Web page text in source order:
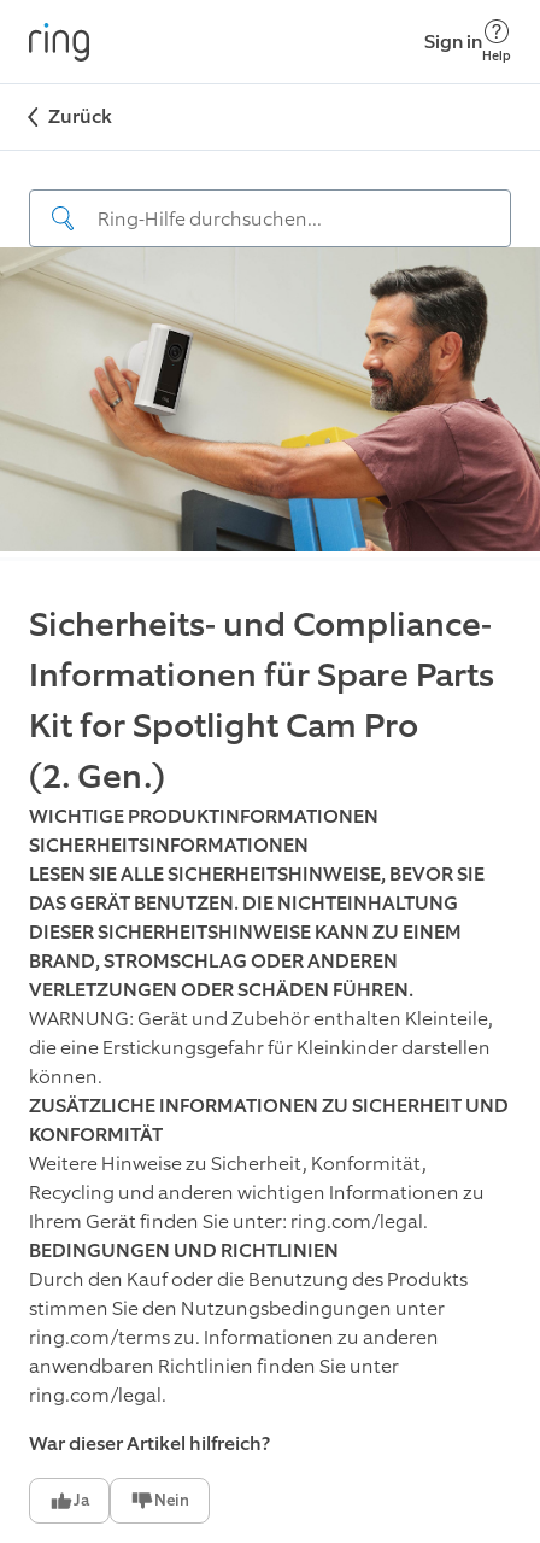
Sign in
Help
Zurück
Sicherheits- und Compliance-
Informationen für Spare Parts
Kit for Spotlight Cam Pro
(2. Gen.)
WICHTIGE PRODUKTINFORMATIONEN
SICHERHEITSINFORMATIONEN
LESEN SIE ALLE SICHERHEITSHINWEISE, BEVOR SIE
DAS GERÄT BENUTZEN. DIE NICHTEINHALTUNG
DIESER SICHERHEITSHINWEISE KANN ZU EINEM
BRAND, STROMSCHLAG ODER ANDEREN
VERLETZUNGEN ODER SCHÄDEN FÜHREN.
WARNUNG: Gerät und Zubehör enthalten Kleinteile,
die eine Erstickungsgefahr für Kleinkinder darstellen
können.
ZUSÄTZLICHE INFORMATIONEN ZU SICHERHEIT UND
KONFORMITÄT
Weitere Hinweise zu Sicherheit, Konformität,
Recycling und anderen wichtigen Informationen zu
Ihrem Gerät finden Sie unter: ring.com/legal.
BEDINGUNGEN UND RICHTLINIEN
Durch den Kauf oder die Benutzung des Produkts
stimmen Sie den Nutzungsbedingungen unter
ring.com/terms zu. Informationen zu anderen
anwendbaren Richtlinien finden Sie unter
ring.com/legal.
War dieser Artikel hilfreich?
Ja Nein